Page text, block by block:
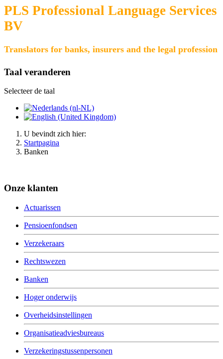
PLS Professional Language Services
BV
Translators for banks, insurers and the legal profession
Taal veranderen
Selecteer de taal
U bevindt zich hier:
Startpagina
Banken
Onze klanten
Actuarissen
Pensioenfondsen
Verzekeraars
Rechtswezen
Banken
Hoger onderwijs
Overheidsinstellingen
Organisatieadviesbureaus
Verzekeringstussenpersonen